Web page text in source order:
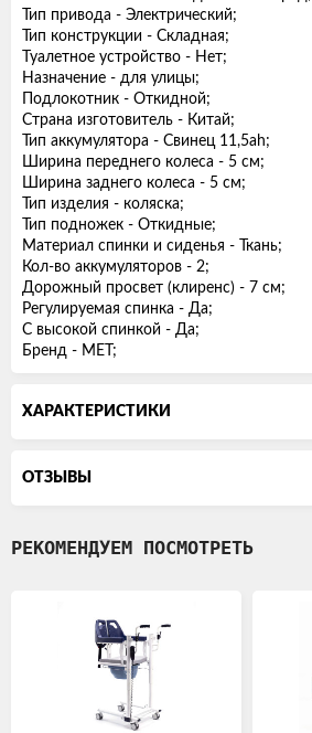
Тип привода - Электрический;
Тип конструкции - Складная;
Туалетное устройство - Нет;
Назначение - для улицы;
Подлокотник - Откидной;
Страна изготовитель - Китай;
Тип аккумулятора - Свинец 11,5ah;
Ширина переднего колеса - 5 см;
Ширина заднего колеса - 5 см;
Тип изделия - коляска;
Тип подножек - Откидные;
Материал спинки и сиденья - Ткань;
Кол-во аккумуляторов - 2;
Дорожный просвет (клиренс) - 7 см;
Регулируемая спинка - Да;
С высокой спинкой - Да;
Бренд - MET;
ХАРАКТЕРИСТИКИ
ОТЗЫВЫ
РЕКОМЕНДУЕМ ПОСМОТРЕТЬ